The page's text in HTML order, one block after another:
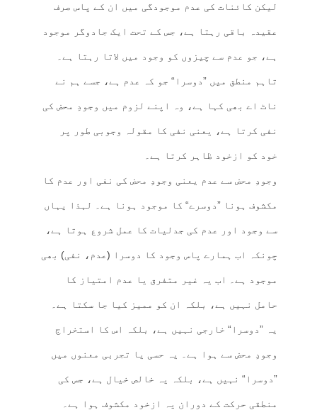
لیکن کائنات کی عدم موجودگی میں ان کے پاس صرف
عقیدہ باقی رہتا ہے، جس کے تحت ایک جادوگر موجود
ہے، جو عدم سے چیزوں کو وجود میں لاتا رہتا ہے۔
تاہم منطق میں ”دوسرا“ جو کہ عدم ہے، جسے ہم نے
ناٹ اے بھی کہا ہے، وہ اپنے لزوم میں وجودِ محض کی
نفی کرتا ہے، یعنی نفی کا مقولہ وجوبی طور پر
خود کو ازخود ظاہر کرتا ہے۔
وجودِ محض سے عدم یعنی وجودِ محض کی نفی اور عدم کا
مکشوف ہونا ”دوسرے“ کا موجود ہونا ہے۔ لہذا یہاں
سے وجود اور عدم کی جدلیات کا عمل شروع ہوتا ہے،
چونکہ اب ہمارے پاس وجود کا دوسرا (عدم، نفی) بھی
موجود ہے۔ اب یہ غیر متفرق یا عدم امتیاز کا
حامل نہیں ہے، بلکہ ان کو ممیز کیا جا سکتا ہے۔
یہ ”دوسرا“ خارجی نہیں ہے، بلکہ اس کا استخراج
وجودِ محض سے ہوا ہے۔ یہ حسی یا تجربی معنوں میں
”دوسرا“ نہیں ہے، بلکہ یہ خالص خیال ہے، جس کی
منطقی حرکت کے دوران یہ ازخود مکشوف ہوا ہے۔